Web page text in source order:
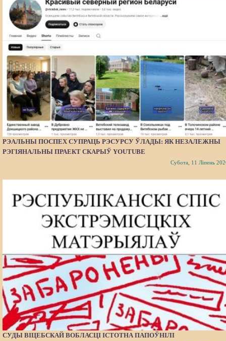
РЭАЛЬНЫ ПОСПЕХ СУПРАЦЬ РЭСУРСУ ЎЛАДЫ: ЯК НЕЗАЛЕЖНЫ
РЭГІЯНАЛЬНЫ ПРАЕКТ СКАРЫЎ YOUTUBE
Субота, 11 Ліпень
СУДЫ ВІЦЕБСКАЙ ВОБЛАСЦІ ІСТОТНА ПАПОЎНІЛІ